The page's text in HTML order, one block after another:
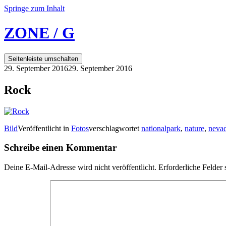
Springe zum Inhalt
ZONE / G
Seitenleiste umschalten
29. September 201629. September 2016
Rock
BildVeröffentlicht in Fotosverschlagwortet nationalpark, nature,
Schreibe einen Kommentar
Deine E-Mail-Adresse wird nicht veröffentlicht. Erforderliche Felder